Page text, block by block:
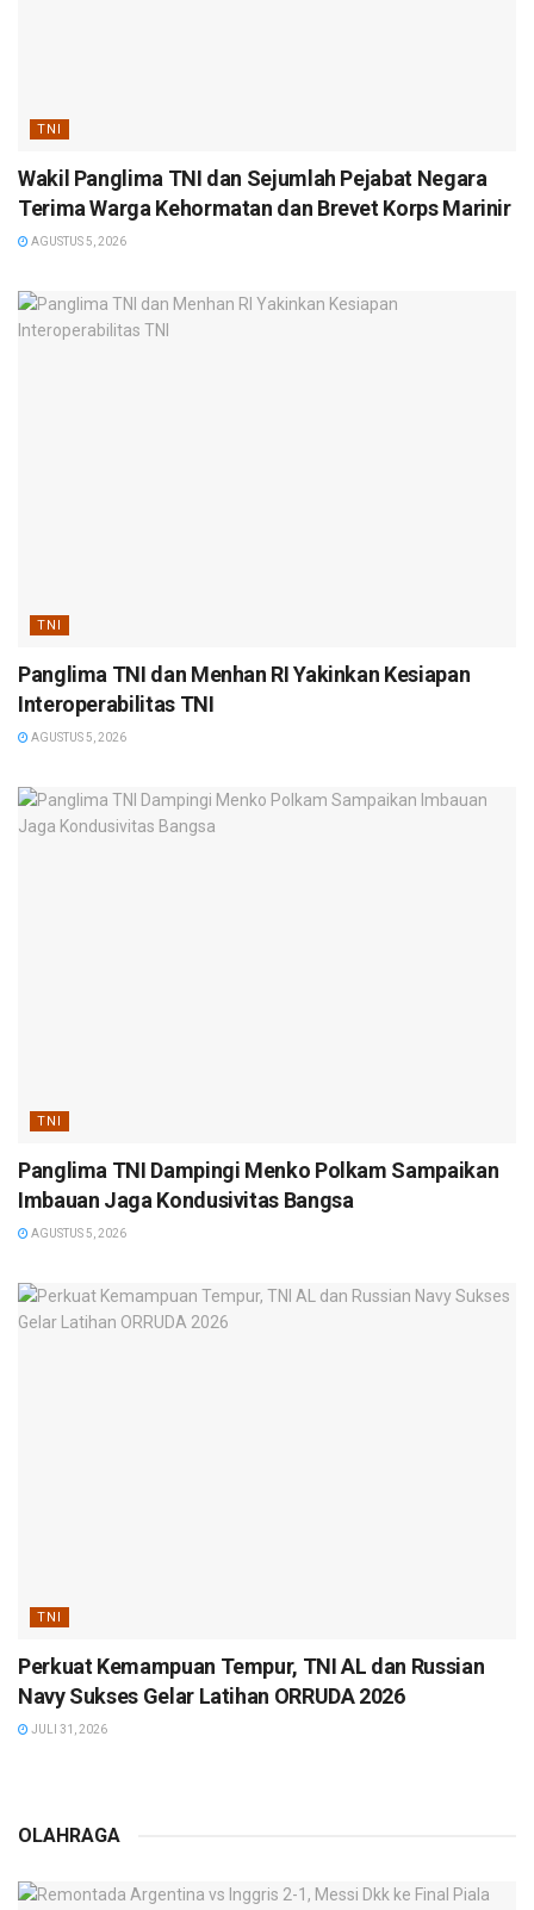
TNI
Wakil Panglima TNI dan Sejumlah Pejabat Negara
Terima Warga Kehormatan dan Brevet Korps Marinir
AGUSTUS 5, 2026
TNI
Panglima TNI dan Menhan RI Yakinkan Kesiapan
Interoperabilitas TNI
AGUSTUS 5, 2026
TNI
Panglima TNI Dampingi Menko Polkam Sampaikan
Imbauan Jaga Kondusivitas Bangsa
AGUSTUS 5, 2026
TNI
Perkuat Kemampuan Tempur, TNI AL dan Russian
Navy Sukses Gelar Latihan ORRUDA 2026
JULI 31, 2026
OLAHRAGA